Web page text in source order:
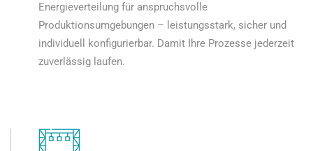
Energieverteilung für anspruchsvolle
Produktionsumgebungen – leistungsstark, sicher und
individuell konfigurierbar. Damit Ihre Prozesse jederzeit
zuverlässig laufen.